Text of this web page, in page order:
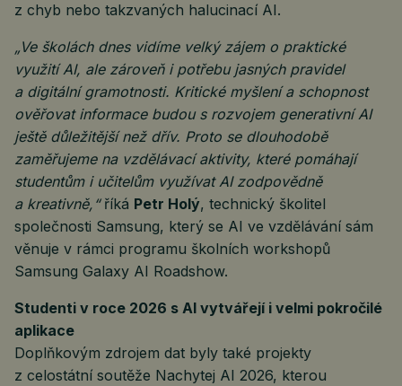
z chyb nebo takzvaných halucinací AI.
„Ve školách dnes vidíme velký zájem o praktické
využití AI, ale zároveň i potřebu jasných pravidel
a digitální gramotnosti. Kritické myšlení a schopnost
ověřovat informace budou s rozvojem generativní AI
ještě důležitější než dřív. Proto se dlouhodobě
zaměřujeme na vzdělávací aktivity, které pomáhají
studentům i učitelům využívat AI zodpovědně
a kreativně,“ říká Petr Holý, technický školitel
společnosti Samsung, který se AI ve vzdělávání sám
věnuje v rámci programu školních workshopů
Samsung Galaxy AI Roadshow.
Studenti v roce 2026 s AI vytvářejí i velmi pokročilé
aplikace
Doplňkovým zdrojem dat byly také projekty
z celostátní soutěže Nachytej AI 2026, kterou